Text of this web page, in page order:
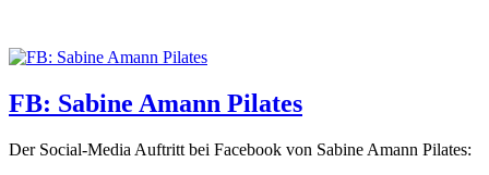
FB: Sabine Amann Pilates
Der Social-Media Auftritt bei Facebook von Sabine Amann Pilates: